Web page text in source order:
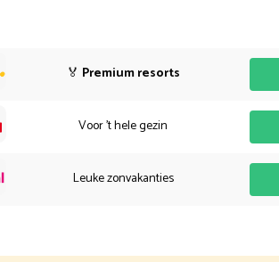
🏅 Premium resorts
Voor 't hele gezin
Leuke zonvakanties